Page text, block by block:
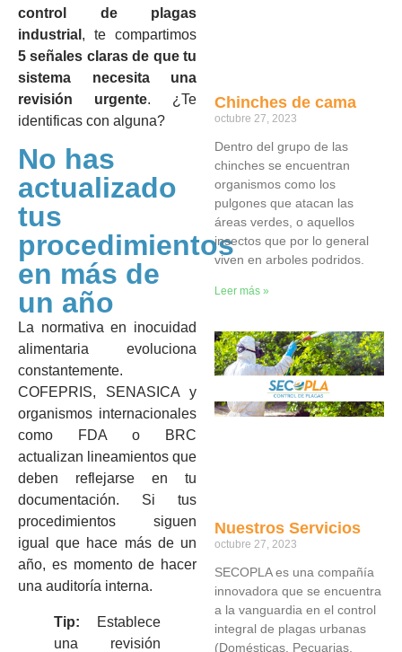
control de plagas
industrial , te compartimos
5 señales claras de que tu
sistema necesita una
revisión urgente. ¿Te
identificas con alguna?
No has
actualizado
tus
procedimientos
en más de
un año
La normativa en inocuidad
alimentaria evoluciona
constantemente.
COFEPRIS, SENASICA y
organismos internacionales
como FDA o BRC
actualizan lineamientos que
deben reflejarse en tu
documentación. Si tus
procedimientos siguen
igual que hace más de un
año, es momento de hacer
una auditoría interna.
Tip: Establece
una revisión
Chinches de cama
octubre 27, 2023
Dentro del grupo de las
chinches se encuentran
organismos como los
pulgones que atacan las
áreas verdes, o aquellos
insectos que por lo general
viven en arboles podridos.
Leer más »
Nuestros Servicios
octubre 27, 2023
SECOPLA es una compañía
innovadora que se encuentra
a la vanguardia en el control
integral de plagas urbanas
(Domésticas, Pecuarias,